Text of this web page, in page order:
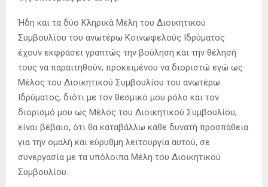
Ήδη και τα δύο Κληρικά Μέλη του Διοικητικού
Συμβουλίου του ανωτέρω Κοινωφελούς Ιδρύματος
έχουν εκφράσει γραπτώς την βούληση και την θέλησή
τους να παραιτηθούν, προκειμένου να διοριστώ εγώ ως
Μέλος του Διοικητικού Συμβουλίου του ανωτέρω
Ιδρύματος, διότι με τον θεσμικό μου ρόλο και τον
διορισμό μου ως Μέλος του Διοικητικού Συμβουλίου,
είναι βέβαιο, ότι θα καταβάλλω κάθε δυνατή προσπάθεια
για την ομαλή και εύρυθμη λειτουργία αυτού, σε
συνεργασία με τα υπόλοιπα Μέλη του Διοικητικού
Συμβουλίου.